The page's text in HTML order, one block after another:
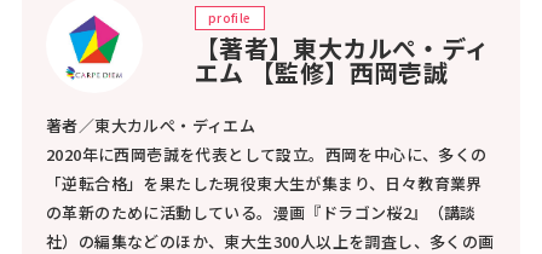
profile
【著者】東大カルぺ・ディ
エム 【監修】西岡壱誠
著者／東大カルぺ・ディエム
2020年に西岡壱誠を代表として設立。西岡を中心に、多くの
「逆転合格」を果たした現役東大生が集まり、日々教育業界
の革新のために活動している。漫画『ドラゴン桜2』（講談
社）の編集などのほか、東大生300人以上を調査し、多くの画